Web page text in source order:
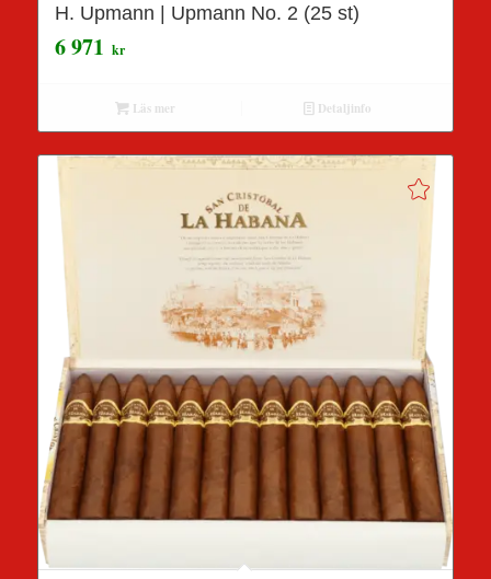
H. Upmann | Upmann No. 2 (25 st)
6 971 kr
Läs mer Detaljinfo